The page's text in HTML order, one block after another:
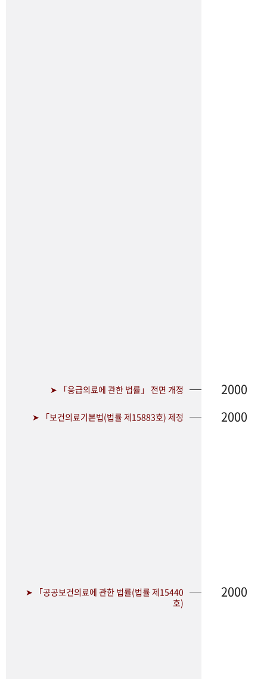
➤ 「응급의료에 관한 법률」 전면 개정 2000
➤ 「보건의료기본법(법률 제15883호) 제정 2000
➤ 「공공보건의료에 관한 법률(법률 제15440
호)
2000